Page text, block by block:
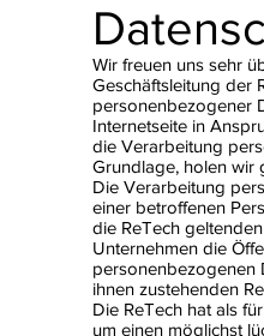
Wir freuen uns sehr
Geschäftsleitung der
personenbezogener
Internetseite in
die Verarbeitung
Grundlage, holen wir
Die Verarbeitung
einer betroffenen
die ReTech
Unternehmen die
personenbezogenen
ihnen zustehenden
Die ReTech hat als
um einen möglichst